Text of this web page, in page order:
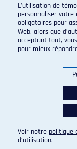
© 2026
L’utilisation de
personnaliser votre
obligatoires pour
Web, alors que
acceptant tout,
pour mieux
Voir notre politique
d’utilisation.